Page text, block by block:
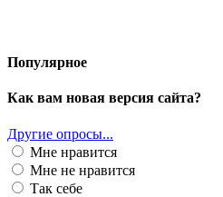
Популярное
Как вам новая версия сайта?
Другие опросы...
Мне нравится
Мне не нравится
Так себе